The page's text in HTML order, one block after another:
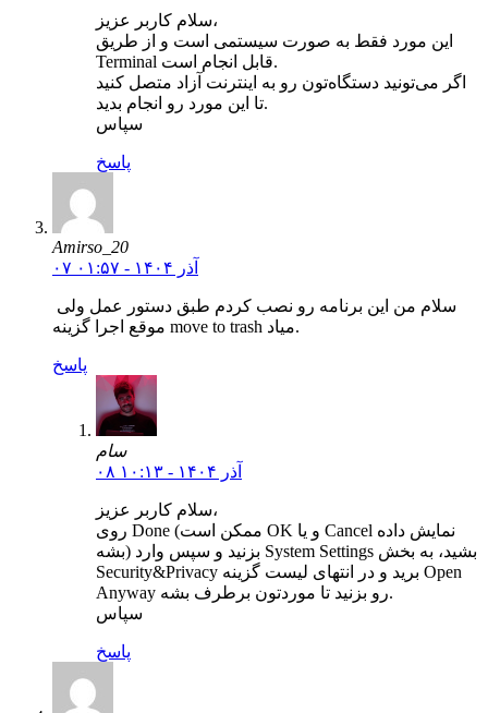
سلام کاربر عزیز،
این مورد فقط به صورت سیستمی است و از طریق
Terminal قابل انجام است.
اگر می‌تونید دستگاه‌تون رو به اینترنت آزاد متصل کنید
تا این مورد رو انجام بدید.
سپاس
پاسخ
Amirso_20
۰۷ آذر ۱۴۰۴ - ۰۱:۵۷
موقع اجرا گزینه move to trash میاد.
پاسخ
سام
۰۸ آذر ۱۴۰۴ - ۱۰:۱۳
سلام کاربر عزیز،
روی Done (ممکن است OK و یا Cancel نمایش داده
بشه) بزنید و سپس وارد System Settings بشید، به بخش
Security&Privacy برید و در انتهای لیست گزینه Open
Anyway رو بزنید تا موردتون برطرف بشه.
سپاس
پاسخ